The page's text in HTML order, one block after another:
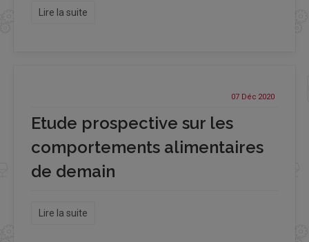
Lire la suite
07 Déc 2020
Etude prospective sur les
comportements alimentaires
de demain
Lire la suite